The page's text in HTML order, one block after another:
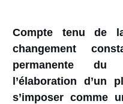
Compte tenu de
changement
permanente du
l’élaboration d’un
s’imposer comme